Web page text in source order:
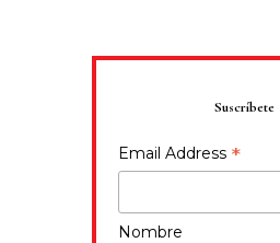
Suscríbete
Email Address *
Nombre